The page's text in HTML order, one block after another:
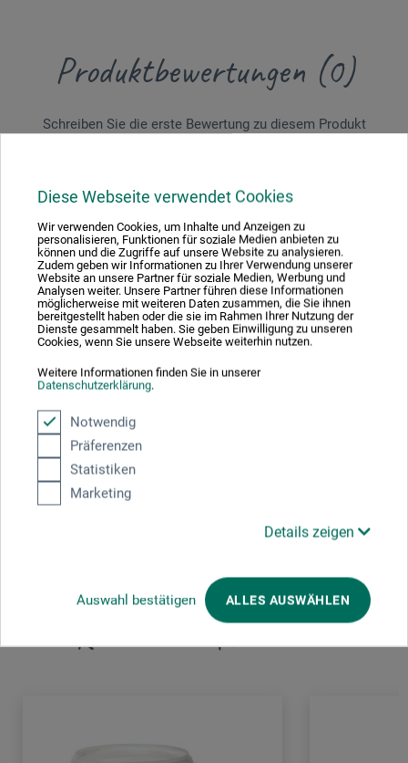
Diese Webseite verwendet Cookies
Wir verwenden Cookies, um Inhalte und Anzeigen zu
personalisieren, Funktionen für soziale Medien anbieten zu
können und die Zugriffe auf unsere Website zu analysieren.
Zudem geben wir Informationen zu Ihrer Verwendung unserer
Website an unsere Partner für soziale Medien, Werbung und
Analysen weiter. Unsere Partner führen diese Informationen
möglicherweise mit weiteren Daten zusammen, die Sie ihnen
bereitgestellt haben oder die sie im Rahmen Ihrer Nutzung der
Dienste gesammelt haben. Sie geben Einwilligung zu unseren
Cookies, wenn Sie unsere Webseite weiterhin nutzen.
Weitere Informationen finden Sie in unserer
Datenschutzerklärung.
Notwendig
Präferenzen
Statistiken
Marketing
Details zeigen
Auswahl bestätigen ALLES AUSWÄHLEN
Produktbewertungen (0)
Schreiben Sie die erste Bewertung zu diesem Produkt
Hersteller-Kontakt
diesem Produkt.
Kretzer Scheren GmbH
Löhdorfer Str. 171 - 173
42699 Solingen
DE
Kunden kauften auch